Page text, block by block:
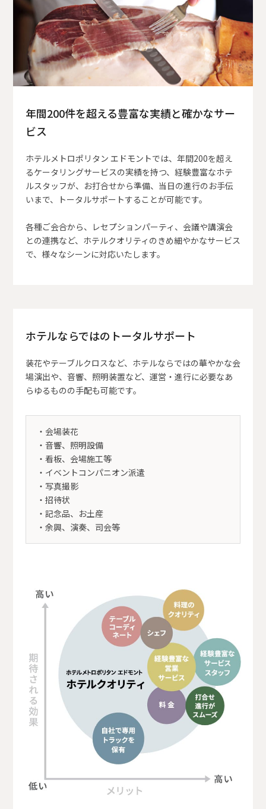
年間200件を超える豊富な実績と確かなサー
ビス
ホテルメトロポリタン エドモントでは、年間200を超え
るケータリングサービスの実績を持つ、経験豊富なホテ
ルスタッフが、お打合せから準備、当日の進行のお手伝
いまで、トータルサポートすることが可能です。
各種ご会合から、レセプションパーティ、会議や講演会
との連携など、ホテルクオリティのきめ細やかなサービス
で、様々なシーンに対応いたします。
ホテルならではのトータルサポート
装花やテーブルクロスなど、ホテルならではの華やかな会
場演出や、音響、照明装置など、運営・進行に必要なあ
らゆるものの手配も可能です。
・会場装花
・音響、照明設備
・看板、会場施工等
・イベントコンパニオン派遣
・写真撮影
・招待状
・記念品、お土産
・余興、演奏、司会等